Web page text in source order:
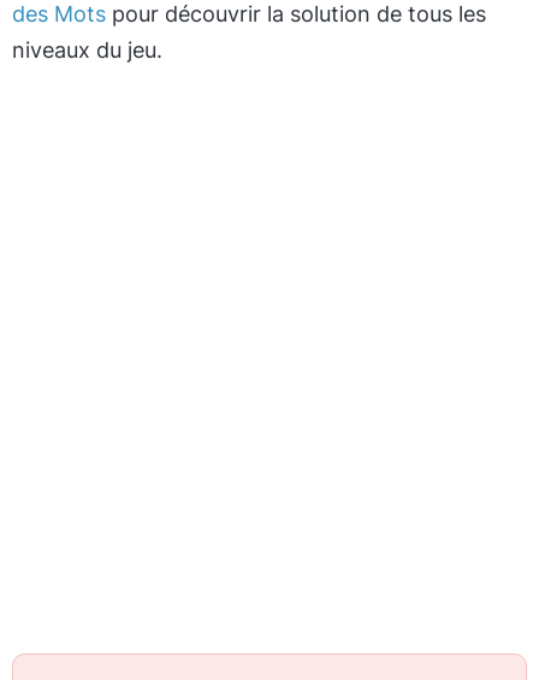
des Mots pour découvrir la solution de tous les
niveaux du jeu.